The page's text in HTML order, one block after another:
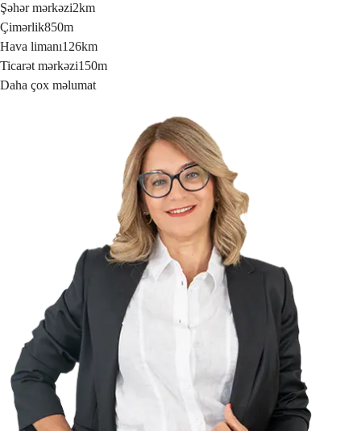
Şəhər mərkəzi2km
Çimərlik850m
Hava limanı126km
Ticarət mərkəzi150m
Daha çox məlumat